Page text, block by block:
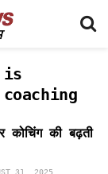
is
कोचिंग की बढ़ती
31, 2025